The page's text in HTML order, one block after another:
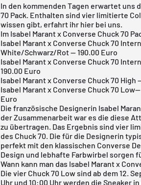
In den kommenden Tagen erwartet uns
70 Pack. Enthalten sind vier limitierte
wissen gibt, erfahrt ihr hier bei uns.
Im Isabel Marant x Converse Chuck 70
Isabel Marant x Converse Chuck 70
White/Schwarz/Rot -- 190.00 Euro
Isabel Marant x Converse Chuck 70
190.00 Euro
Isabel Marant x Converse Chuck 70
Isabel Marant x Converse Chuck 70
Euro
Die französische Designerin Isabel
der Zusammenarbeit war es die diese
zu übertragen. Das Ergebnis sind vier
des Chuck 70. Die für die Designerin
perfekt mit den klassischen Converse
Design und lebhafte Farbwirbel sorgen
Wann kann man das Isabel Marant x
Die vier Chuck 70 Low sind ab dem 12.
Uhr und 10:00 Uhr werden die Sneaker